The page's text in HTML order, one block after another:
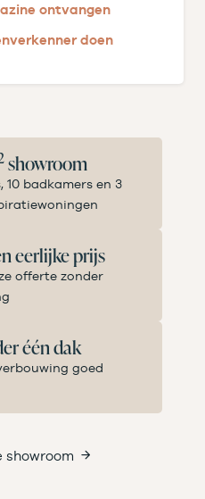
ontvangen
doen
showroom
10 badkamers en 3
eerlijke prijs
offerte zonder
één dak
goed
showroom